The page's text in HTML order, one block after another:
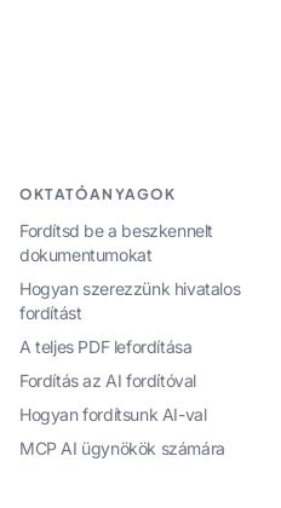
OKTATÓANYAGOK
Fordítsd be a beszkennelt
dokumentumokat
Hogyan szerezzünk hivatalos
fordítást
A teljes PDF lefordítása
Fordítás az AI fordítóval
Hogyan fordítsunk AI-val
MCP AI ügynökök számára